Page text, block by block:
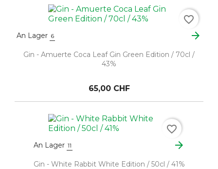
An Lager 6 arrow_forward
Gin - Amuerte Coca Leaf Gin Green Edition / 70cl /
43%
65,00 CHF
favorite_border
An Lager 11 arrow_forward
Gin - White Rabbit White Edition / 50cl / 41%
favorite_border